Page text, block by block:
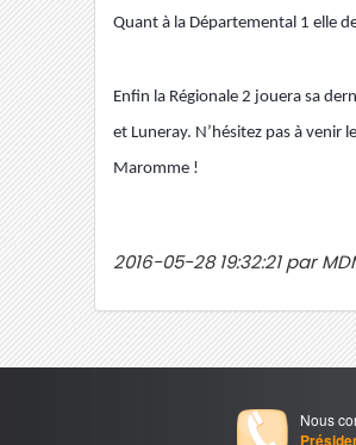
Quant à la Départemental 1 elle
Enfin la Régionale 2 jouera sa
et Luneray. N’hésitez pas à venir
Maromme !
2016-05-28 19:32:21 par
Nous